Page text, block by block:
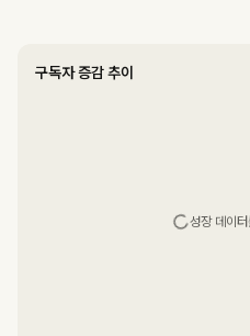
구독자 증감 추이
성장 데이